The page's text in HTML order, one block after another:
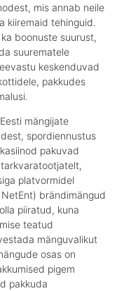
mis annab neile
kiiremaid tehinguid.
boonuste suurust,
suurematele
keskenduvad
pakkudes
mängijate
spordiennustus
pakuvad
platvormidel
brändimängud
piiratud, kuna
teatud
mänguvalikut
osas on
pigem
pakkuda